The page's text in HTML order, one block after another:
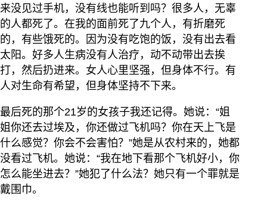
来没见过手机，没有线也能听到吗？很多人，无辜
的人都死了。在我的面前死了九个人，有折磨死
的，有些饿死的。因为没有吃饱的饭，没有出去看
太阳。好多人生病没有人治疗，动不动带出去挨
打，然后扔进来。女人心里坚强，但身体不行。有
人对生命有希望，但身体坚持不下来。
最后死的那个21岁的女孩子我还记得。她说：“姐
姐你还去过埃及，你还做过飞机吗？你在天上飞是
什么感觉？你会不会害怕？”她是从农村来的，她都
没看过飞机。她说：“我在地下看那个飞机好小，你
怎么能坐进去？”她犯了什么法？她只有一个罪就是
戴围巾。